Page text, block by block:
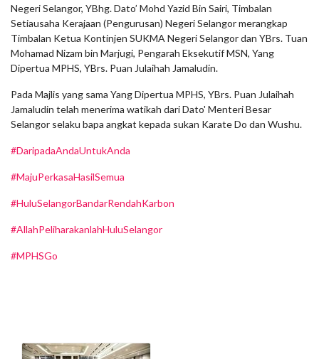
Negeri Selangor, YBhg. Dato’ Mohd Yazid Bin Sairi, Timbalan
Setiausaha Kerajaan (Pengurusan) Negeri Selangor merangkap
Timbalan Ketua Kontinjen SUKMA Negeri Selangor dan YBrs. Tuan
Mohamad Nizam bin Marjugi, Pengarah Eksekutif MSN, Yang
Dipertua MPHS, YBrs. Puan Julaihah Jamaludin.
Pada Majlis yang sama Yang Dipertua MPHS, YBrs. Puan Julaihah
Jamaludin telah menerima watikah dari Dato' Menteri Besar
Selangor selaku bapa angkat kepada sukan Karate Do dan Wushu.
#DaripadaAndaUntukAnda
#MajuPerkasaHasilSemua
#HuluSelangorBandarRendahKarbon
#AllahPeliharakanlahHuluSelangor
#MPHSGo